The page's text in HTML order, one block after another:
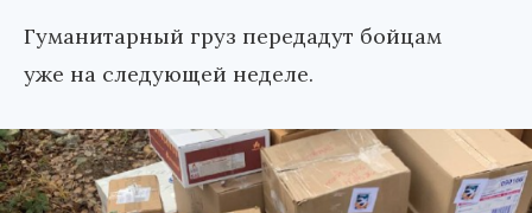
Гуманитарный груз передадут бойцам
уже на следующей неделе.